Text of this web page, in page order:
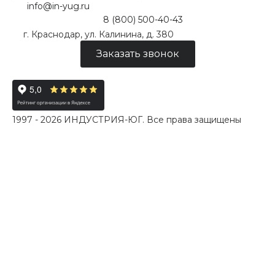
info@in-yug.ru
8 (800) 500-40-43
г. Краснодар, ул. Калинина, д. 380
Заказать звонок
1997 - 2026 ИНДУСТРИЯ-ЮГ. Все права защищены